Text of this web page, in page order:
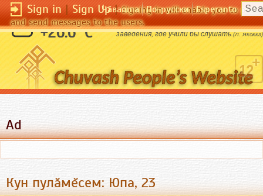
Sign in|Sign Up|Signing in will enable you to post
and send messages to the users.
Чӑвашла По-русски Esperanto
+26.6 °C
Жаль, что не существует учебного
заведения, где учили бы слушать.(Л. Якокка)
Ad
Кун пулăмĕсем: Юпа, 23